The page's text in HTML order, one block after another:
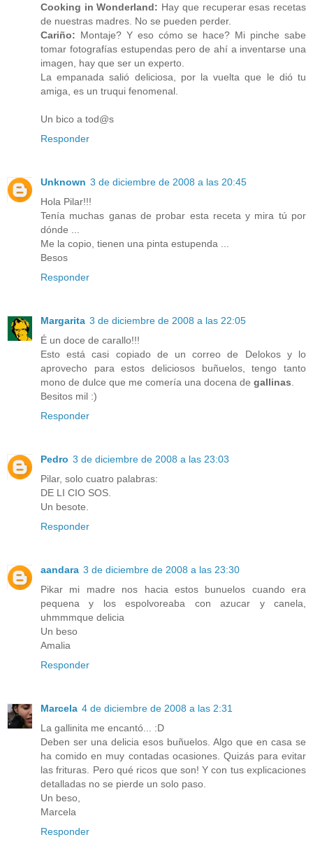
Cooking in Wonderland: Hay que recuperar esas recetas
de nuestras madres. No se pueden perder.
Cariño: Montaje? Y eso cómo se hace? Mi pinche sabe
tomar fotografías estupendas pero de ahí a inventarse una
imagen, hay que ser un experto.
La empanada salió deliciosa, por la vuelta que le dió tu
amiga, es un truqui fenomenal.
Un bico a tod@s
Responder
Unknown 3 de diciembre de 2008 a las 20:45
Hola Pilar!!!
Tenía muchas ganas de probar esta receta y mira tú por
dónde ...
Me la copio, tienen una pinta estupenda ...
Besos
Responder
Margarita 3 de diciembre de 2008 a las 22:05
É un doce de carallo!!!
Esto está casi copiado de un correo de Delokos y lo
aprovecho para estos deliciosos buñuelos, tengo tanto
mono de dulce que me comería una docena de gallinas.
Besitos mil :)
Responder
Pedro 3 de diciembre de 2008 a las 23:03
Pilar, solo cuatro palabras:
DE LI CIO SOS.
Un besote.
Responder
aandara 3 de diciembre de 2008 a las 23:30
Pikar mi madre nos hacia estos bunuelos cuando era
pequena y los espolvoreaba con azucar y canela,
uhmmmque delicia
Un beso
Amalia
Responder
Marcela 4 de diciembre de 2008 a las 2:31
La gallinita me encantó... :D
Deben ser una delicia esos buñuelos. Algo que en casa se
ha comido en muy contadas ocasiones. Quizás para evitar
las frituras. Pero qué ricos que son! Y con tus explicaciones
detalladas no se pierde un solo paso.
Un beso,
Marcela
Responder